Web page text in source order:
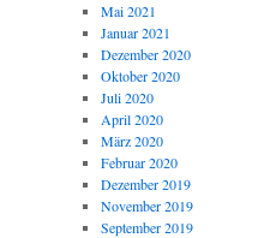
Mai 2021
Januar 2021
Dezember 2020
Oktober 2020
Juli 2020
April 2020
März 2020
Februar 2020
Dezember 2019
November 2019
September 2019